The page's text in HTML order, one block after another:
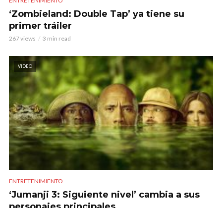
‘Zombieland: Double Tap’ ya tiene su
primer tráiler
267 views 3 min read
VIDEO
ENTRETENIMIENTO
‘Jumanji 3: Siguiente nivel’ cambia a sus